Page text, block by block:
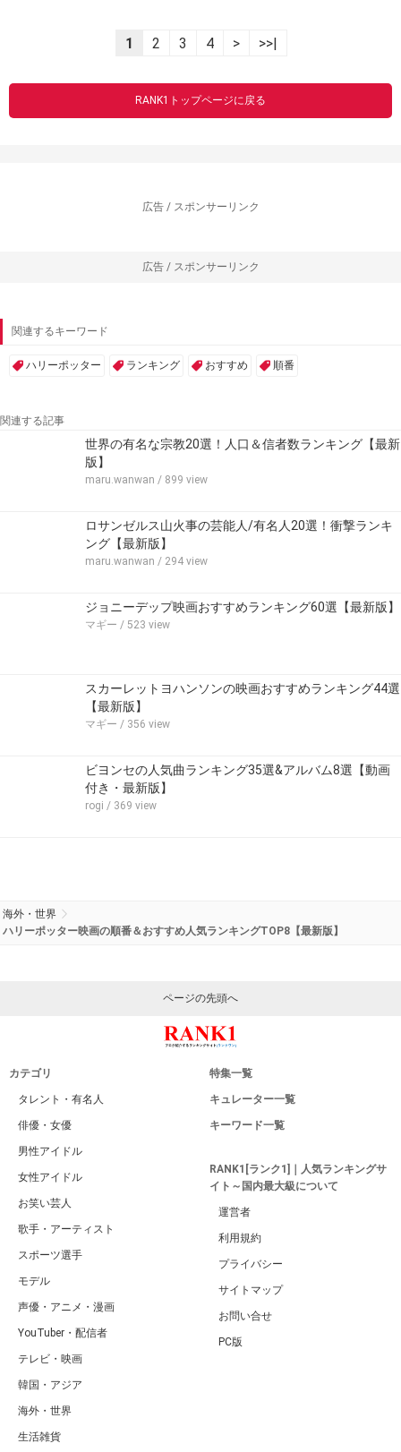
1 2 3 4 > >>|
RANK1トップページに戻る
広告 / スポンサーリンク
広告 / スポンサーリンク
関連するキーワード
ハリーポッター ランキング おすすめ 順番
関連する記事
世界の有名な宗教20選！人口＆信者数ランキング【最新
版】
maru.wanwan / 899 view
ロサンゼルス山火事の芸能人/有名人20選！衝撃ランキ
ング【最新版】
maru.wanwan / 294 view
ジョニーデップ映画おすすめランキング60選【最新版】
マギー / 523 view
スカーレットヨハンソンの映画おすすめランキング44選
【最新版】
マギー / 356 view
ビヨンセの人気曲ランキング35選&アルバム8選【動画
付き・最新版】
rogi / 369 view
海外・世界
ハリーポッター映画の順番＆おすすめ人気ランキングTOP8【最新版】
ページの先頭へ
カテゴリ
タレント・有名人
俳優・女優
男性アイドル
女性アイドル
お笑い芸人
歌手・アーティスト
スポーツ選手
モデル
声優・アニメ・漫画
YouTuber・配信者
テレビ・映画
韓国・アジア
海外・世界
生活雑貨
特集一覧
キュレーター一覧
キーワード一覧
RANK1[ランク1]｜人気ランキングサ
イト～国内最大級について
運営者
利用規約
プライバシー
サイトマップ
お問い合せ
PC版